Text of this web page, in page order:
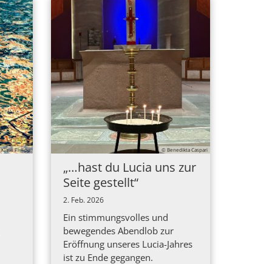
Philipp © Benedikta Caspari
„…hast du Lucia uns zur
Seite gestellt“
2. Feb. 2026
Ein stimmungsvolles und
bewegendes Abendlob zur
Eröffnung unseres Lucia-Jahres
ist zu Ende gegangen.